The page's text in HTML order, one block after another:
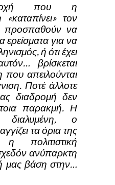
που η
τον
προσπαθούν να
ερείσματα για να
ή ότι έχει
βρίσκεται
απειλούνται
Ποτέ άλλοτε
διαδρομή δεν
παρακμή. Η
διαλυμένη, ο
τα όρια της
πολιτιστική
ανύπαρκτη
μας βάση στην…